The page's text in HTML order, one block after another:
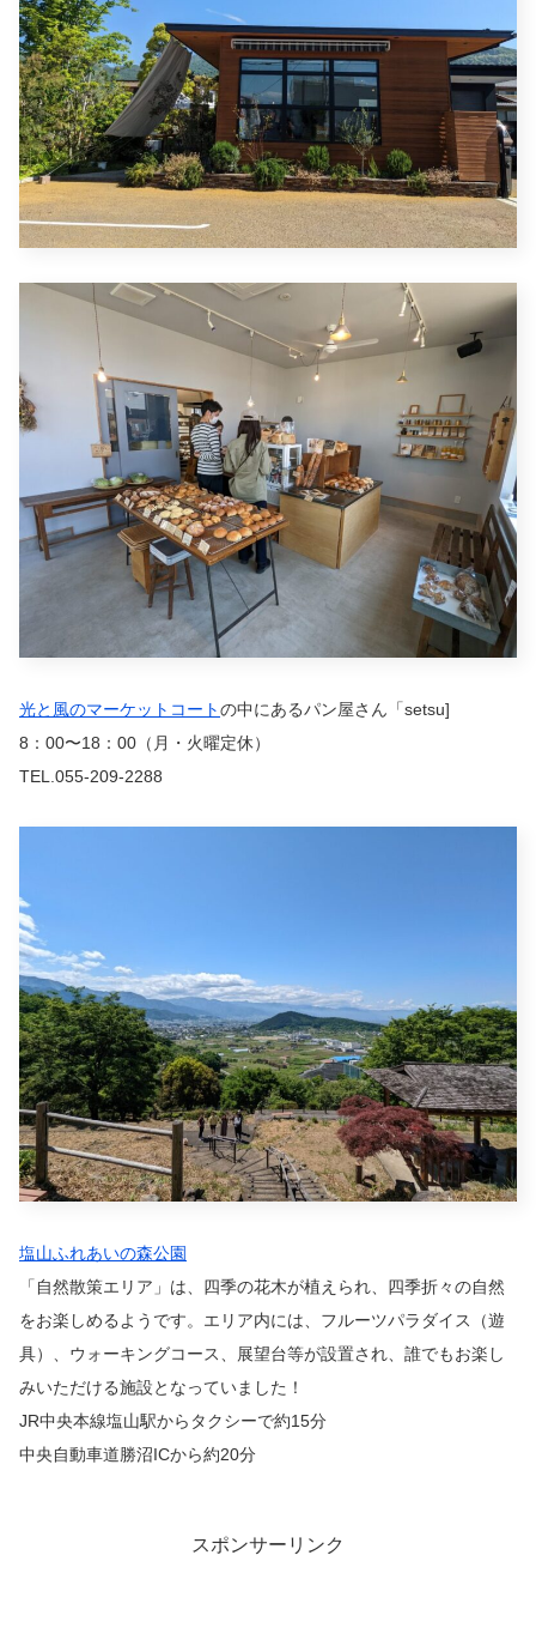
光と風のマーケットコートの中にあるパン屋さん「setsu]
8：00〜18：00（月・火曜定休）
TEL.055-209-2288
塩山ふれあいの森公園
「自然散策エリア」は、四季の花木が植えられ、四季折々の自然
をお楽しめるようです。エリア内には、フルーツパラダイス（遊
具）、ウォーキングコース、展望台等が設置され、誰でもお楽し
みいただける施設となっていました！
JR中央本線塩山駅からタクシーで約15分
中央自動車道勝沼ICから約20分
スポンサーリンク